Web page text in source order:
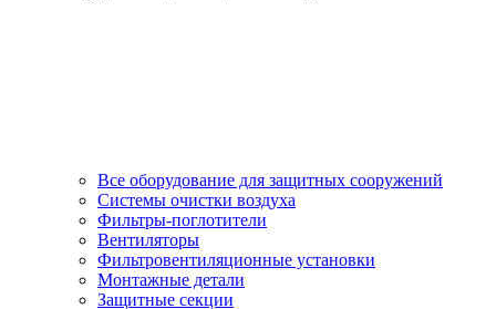
Все оборудование для защитных сооружений
Системы очистки воздуха
Фильтры-поглотители
Вентиляторы
Фильтровентиляционные установки
Монтажные детали
Защитные секции